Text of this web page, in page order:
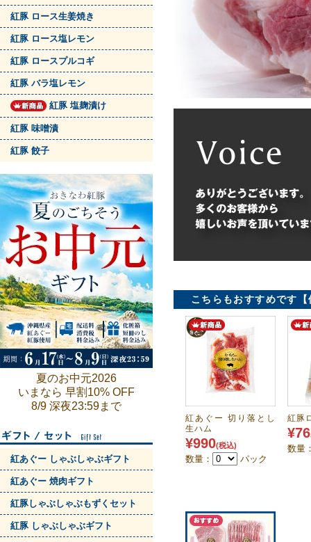
こちらもおすすめです
紅あぐー 切り落とし
生ハム
¥990(税込)
数量： パック
紅豚
数量
紅豚 ロース生姜焼き
紅豚 ロース塩レモン
紅豚 ロースプルコギ
紅豚 バラ塩レモン
紅豚 塩麹漬け
紅豚 味噌漬
紅豚 餃子
夏のお中元2026
いまなら 早割10% OFF
8/9 深夜23:59まで
紅あぐー しゃぶしゃぶギフト
紅あぐー 焼肉ギフト
紅豚しゃぶしゃぶもずくセット
紅豚 しゃぶしゃぶギフト